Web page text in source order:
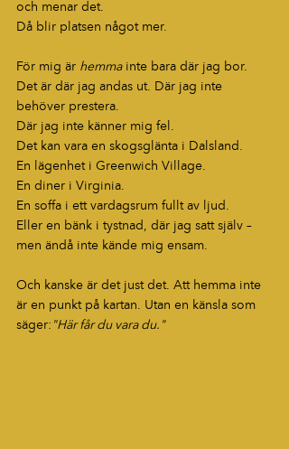
och menar det.
Då blir platsen något mer.
För mig är hemma inte bara där jag bor.
Det är där jag andas ut. Där jag inte
behöver prestera.
Där jag inte känner mig fel.
Det kan vara en skogsglänta i Dalsland.
En lägenhet i Greenwich Village.
En diner i Virginia.
En soffa i ett vardagsrum fullt av ljud.
Eller en bänk i tystnad, där jag satt själv –
men ändå inte kände mig ensam.
Och kanske är det just det. Att hemma inte
är en punkt på kartan. Utan en känsla som
säger: "Här får du vara du."